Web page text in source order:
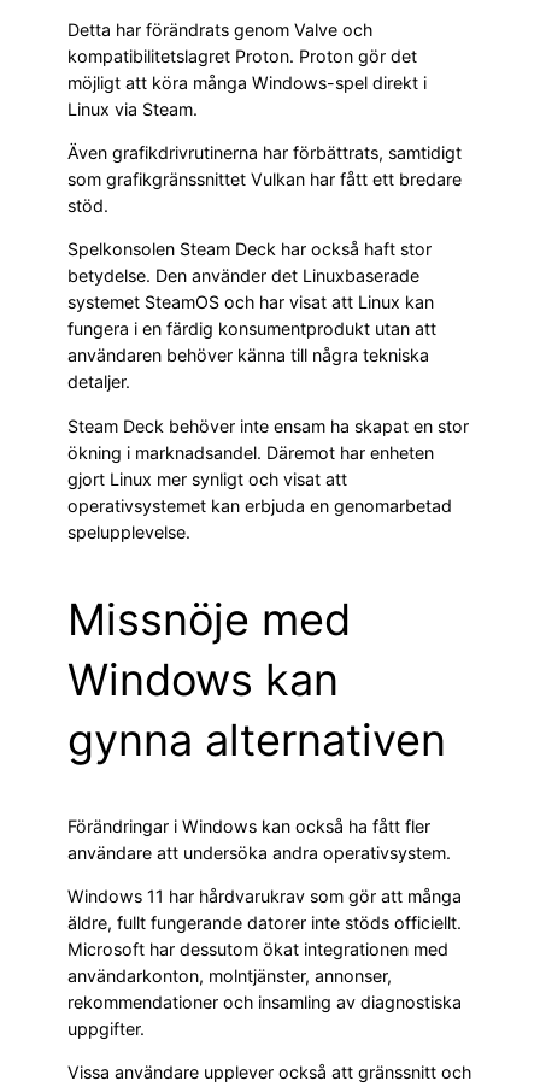
Detta har förändrats genom Valve och
kompatibilitetslagret Proton. Proton gör det
möjligt att köra många Windows-spel direkt i
Linux via Steam.
Även grafikdrivrutinerna har förbättrats, samtidigt
som grafikgränssnittet Vulkan har fått ett bredare
stöd.
Spelkonsolen Steam Deck har också haft stor
betydelse. Den använder det Linuxbaserade
systemet SteamOS och har visat att Linux kan
fungera i en färdig konsumentprodukt utan att
användaren behöver känna till några tekniska
detaljer.
Steam Deck behöver inte ensam ha skapat en stor
ökning i marknadsandel. Däremot har enheten
gjort Linux mer synligt och visat att
operativsystemet kan erbjuda en genomarbetad
spelupplevelse.
Missnöje med
Windows kan
gynna alternativen
Förändringar i Windows kan också ha fått fler
användare att undersöka andra operativsystem.
Windows 11 har hårdvarukrav som gör att många
äldre, fullt fungerande datorer inte stöds officiellt.
Microsoft har dessutom ökat integrationen med
användarkonton, molntjänster, annonser,
rekommendationer och insamling av diagnostiska
uppgifter.
Vissa användare upplever också att gränssnitt och